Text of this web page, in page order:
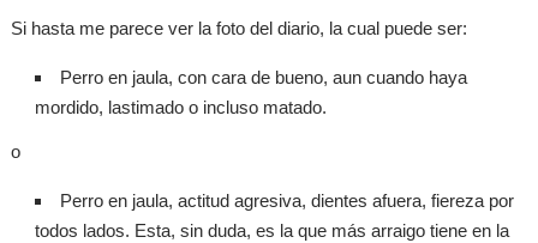
Si hasta me parece ver la foto del diario, la cual puede ser:
Perro en jaula, con cara de bueno, aun cuando haya
mordido, lastimado o incluso matado.
o
Perro en jaula, actitud agresiva, dientes afuera, fiereza por
todos lados. Esta, sin duda, es la que más arraigo tiene en la